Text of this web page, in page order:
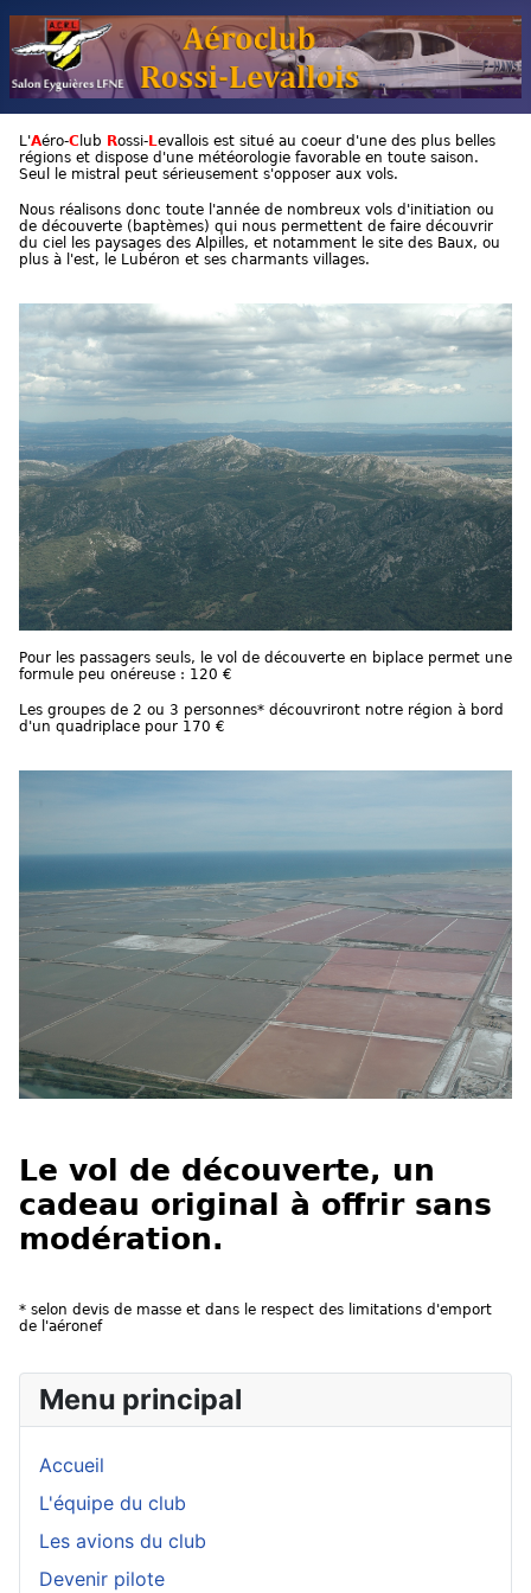
L'Aéro-C lub Rossi-L evallois est situé au coeur d'une des plus belles
régions et dispose d'une météorologie favorable en toute saison.
Seul le mistral peut sérieusement s'opposer aux vols.
Nous réalisons donc toute l'année de nombreux vols d'initiation ou
de découverte (baptèmes) qui nous permettent de faire découvrir
du ciel les paysages des Alpilles, et notamment le site des Baux, ou
plus à l'est, le Lubéron et ses charmants villages.
Pour les passagers seuls, le vol de découverte en biplace permet une
formule peu onéreuse : 120 €
Les groupes de 2 ou 3 personnes* découvriront notre région à bord
d'un quadriplace pour 170 €
Le vol de découverte, un
cadeau original à offrir sans
modération.
* selon devis de masse et dans le respect des limitations d'emport
de l'aéronef
Menu principal
Accueil
L'équipe du club
Les avions du club
Devenir pilote